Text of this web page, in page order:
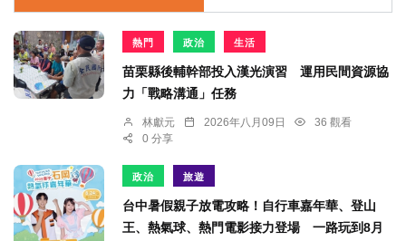
熱門 政治 生活
苗栗縣後輔幹部投入漢光演習 運用民間資源協
力「戰略溝通」任務
林獻元 2026年八月09日
36 觀看
0 分享
政治 旅遊
台中暑假親子放電攻略！自行車嘉年華、登山
王、熱氣球、熱門電影接力登場 一路玩到8月